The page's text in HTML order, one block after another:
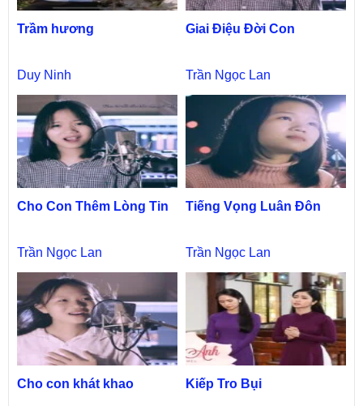
Trầm hương
Duy Ninh
Giai Điệu Đời Con
Trần Ngọc Lan
Cho Con Thêm Lòng Tin
Trần Ngọc Lan
Tiếng Vọng Luân Đôn
Trần Ngọc Lan
Cho con khát khao Kiếp Tro Bụi